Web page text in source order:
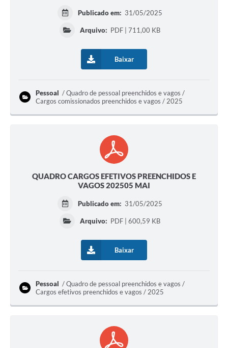
Publicado em: 31/05/2025
Arquivo: PDF | 711,00 KB
Baixar
Pessoal
Quadro de pessoal preenchidos e vagos /
Cargos comissionados preenchidos e vagos / 2025
QUADRO CARGOS EFETIVOS PREENCHIDOS E
VAGOS 202505 MAI
Publicado em: 31/05/2025
Arquivo: PDF | 600,59 KB
Baixar
Pessoal
Quadro de pessoal preenchidos e vagos /
Cargos efetivos preenchidos e vagos / 2025